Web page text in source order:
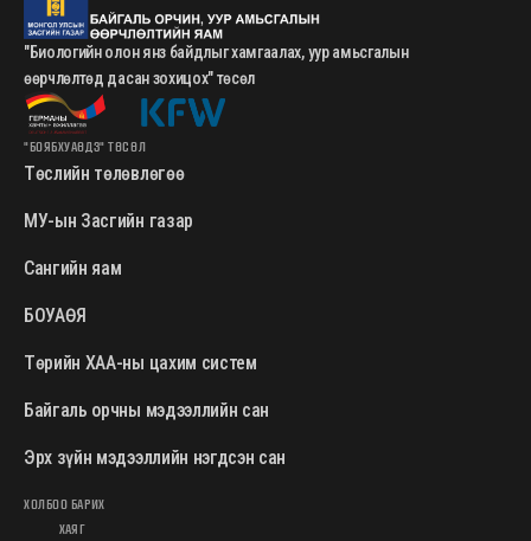
"Биологийн олон янз байдлыг хамгаалах, уур амьсгалын
өөрчлөлтөд дасан зохицох" төсөл
"БОЯБХУАӨДЗ" ТӨСӨЛ
Төслийн төлөвлөгөө
МУ-ын Засгийн газар
Сангийн яам
БОУАӨЯ
Төрийн ХАА-ны цахим систем
Байгаль орчны мэдээллийн сан
Эрх зүйн мэдээллийн нэгдсэн сан
ХОЛБОО БАРИХ
ХАЯГ